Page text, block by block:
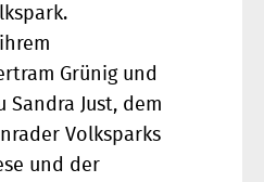
Grünig und
Sandra Just, dem
Volksparks
und der